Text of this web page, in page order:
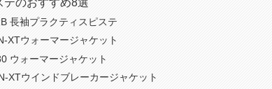
テのおすすめ8選
長袖プラクティスピステ
XTウォーマージャケット
ウォーマージャケット
XTウインドブレーカージャケット